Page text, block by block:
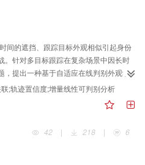
（bird swarm algorithm，BSA）4种
（structural similarity index
对比，实验结果表明，本文算法适应度
。结论本文方法能有效检测铜
、次品分类。
间的遮挡、跟踪目标外观相似引起身份
。针对多目标跟踪在复杂场景中因长时
，提出一种基于自适应在线判别外观学
轨迹置信度将多目标跟踪分为局部关
，置信度高的可靠轨迹利用外观、位置-
在全局关联中，置信度低的不可靠轨迹
分段的轨迹。在提取目标外观特征时
份转换问题，依据新增样本与目标样本
、Town-Center 3个数据集中与
;轨迹置信度;增量线性可判别分析
42
| 218 | 6